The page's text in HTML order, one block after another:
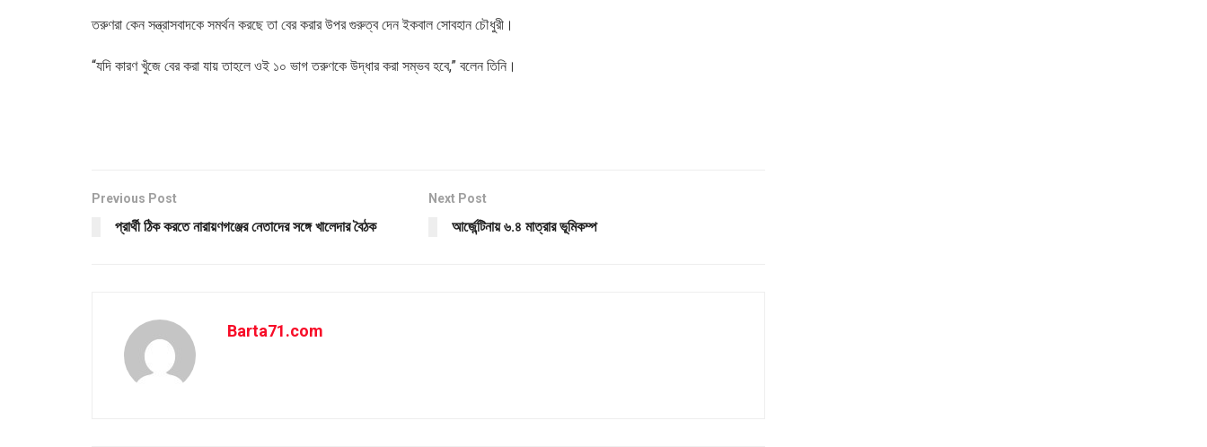
তরুণরা কেন সন্ত্রাসবাদকে সমর্থন করছে তা বের করার উপর গুরুত্ব দেন ইকবাল সোবহান চৌধুরী।
“যদি কারণ খুঁজে বের করা যায় তাহলে ওই ১০ ভাগ তরুণকে উদ্ধার করা সম্ভব হবে,” বলেন তিনি।
Previous Post
প্রার্থী ঠিক করতে নারায়ণগঞ্জের নেতাদের সঙ্গে খালেদার বৈঠক
Next Post
আর্জেন্টিনায় ৬.৪ মাত্রার ভূমিকম্প
Barta71.com